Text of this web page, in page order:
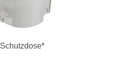
Schutzdose*